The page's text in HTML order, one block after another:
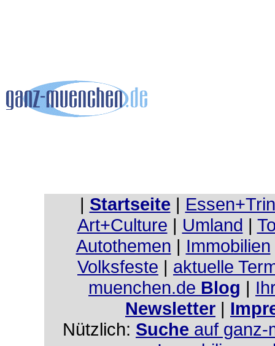
| Startseite |
Art+Culture | Umland |
Autothemen | Immobilien
Volksfeste | aktuelle
muenchen.de Blog |
Newsletter |
Nützlich: Suche auf ganz-